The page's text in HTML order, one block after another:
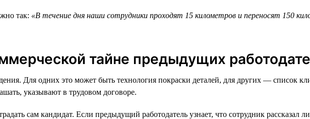
так: «В течение дня наши сотрудники проходят 15 километров и переносят 150
тайне предыдущих
Для одних это может быть технология покраски деталей, для других — список
указывают в трудовом договоре.
сам кандидат. Если предыдущий работодатель узнает, что сотрудник рассказал